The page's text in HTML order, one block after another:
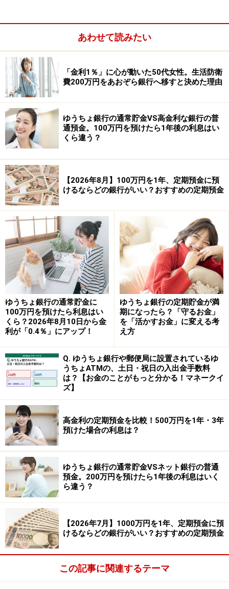
状態にしておきたい」という方に向いているのが「元利
●満期時の動き
2週間がたつと、ついた利息（税引き後）が自動的に元
の元本にプラス（組み込み）されます。そして、その合
計額を新しい元本として、その時点の金利で再び自動的
に「2週間満期預金」としてスタートします。
これにより、ほったらかしにしているだけで2週間ごと
に「元金＋利息」に対して次の利息が計算されるとい
う、いわゆる「複利」のような効果が生まれます。
【300万円を預けた場合の、2週間（14日間）の利息：年
0.3％（2026年5月時点）】
・税引き前受取利息：300万円×0.3％×14日÷365日＝345
円
・税引き後受取利息：345円－69円（20.315％）＝276円
「元利継続型」を選んでいる場合は、この受取利息
（276円）が元本に組み込まれて自動的に次の2週間へと
継続されます。また、その際は継続した時点での「2週
間満期預金」の金利が新たに適用されます。
使うタイミングが決まったなら「自動解約
型」
一方で、「2週間後、または近いうちに確実にお金を使
う予定ができた」という場合は、途中で「自動解約型」
に変更しましょう。
●満期時の動き
2週間の満期が来た時点で、元本とそれまでについた利
息（税引き後）の全てが、総合口座パワーフレックスの
「円普通預金」へ自動的に戻されます。
自動解約されたあとの満期日以降は、通常の円普通預金
の店頭表示金利が適用されます。ちなみに2026年5月時
点の普通預金金利は年0.3％（取引や残高に応じて決まる
ステップアッププログラムの「ダイヤモンドステージ」
の方は年0.4％）となっており、普通預金に戻ったあとも
手堅い金利が維持されるのがうれしいポイントです。
あわせて読みたい
「金利1％」に心が動いた50代女性。生活防衛
費200万円をあおぞら銀行へ移すと決めた理由
ゆうちょ銀行の通常貯金VS高金利な銀行の普
通預金。100万円を預けたら1年後の利息はい
くら違う？
【2026年8月】100万円を1年、定期預金に預
けるならどの銀行がいい？おすすめの定期預金
ゆうちょ銀行の通常貯金に
100万円を預けたら利息はい
くら？2026年8月10日から金
利が「0.4％」にアップ！
ゆうちょ銀行の定期貯金が満
期になったら？「守るお金」
を「活かすお金」に変える考
え方
Q. ゆうちょ銀行や郵便局に設置されているゆ
うちょATMの、土日・祝日の入出金手数料
は？【お金のことがもっと分かる！マネークイ
ズ】
高金利の定期預金を比較！500万円を1年・3年
預けた場合の利息は？
ゆうちょ銀行の通常貯金VSネット銀行の普通
預金。200万円を預けたら1年後の利息はいく
ら違う？
【2026年7月】1000万円を1年、定期預金に預
けるならどの銀行がいい？おすすめの定期預金
この記事に関連するテーマ